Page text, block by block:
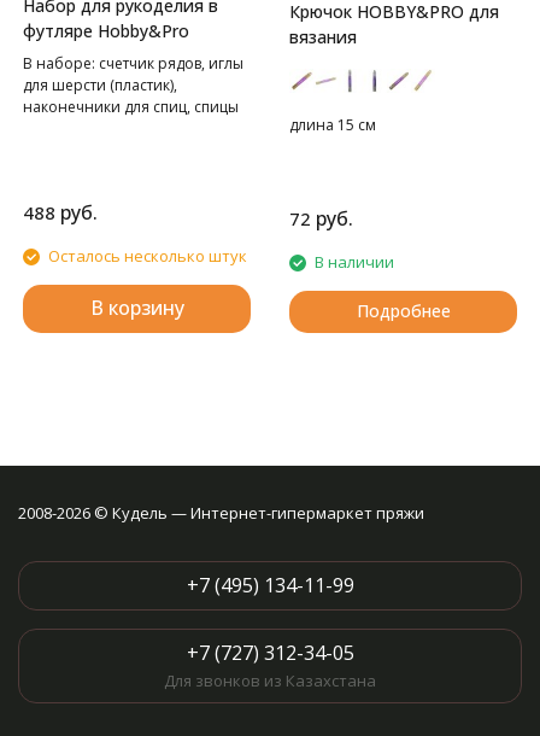
Набор для рукоделия в
футляре Hobby&Pro
В наборе: счетчик рядов, иглы
для шерсти (пластик),
наконечники для спиц, спицы
488 руб.
Осталось несколько штук
В корзину
Крючок HOBBY&PRO для
вязания
длина 15 см
72 руб.
В наличии
Подробнее
2008-2026 © Кудель — Интернет-гипермаркет пряжи
+7 (495) 134-11-99
+7 (727) 312-34-05
Для звонков из Казахстана